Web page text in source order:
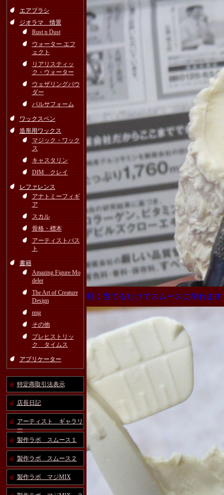
エアブラシ
ジオラマ 情景
Rust n Dust
ウォーター エフ
ェクト
リアリスティッ
ク・ウォーター
ウェザリングパウ
ダー
バルサフォーム
ワックスペン
造形用ワックス
マジック・ワック
ス
キャスタリン
DIM クレイ
レファレンス
アナトミーフィギ
ア
スカル
骨格・標本
アーティストバス
ト
書籍
Amazing Figure Mo
deler
The Art of Creature
Design
mig
その他
プレヒストリッ
ク タイムス
アプリケーター
特定商取引法表示
店長日記
アーティスト ギャラリ
ー
製作ラボ スムース１
製作ラボ スムース２
製作ラボ マジMIX
軽く当てるだけでスムースに削れま